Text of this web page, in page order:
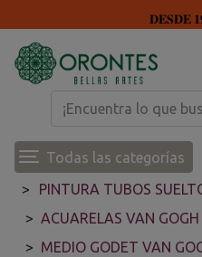
𝐃𝐄𝐒𝐃𝐄
Todas las categorías
PINTURA TUBOS
ACUARELAS VAN GOGH
MEDIO GODET VAN